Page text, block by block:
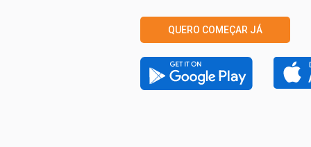
QUERO COMEÇAR JÁ